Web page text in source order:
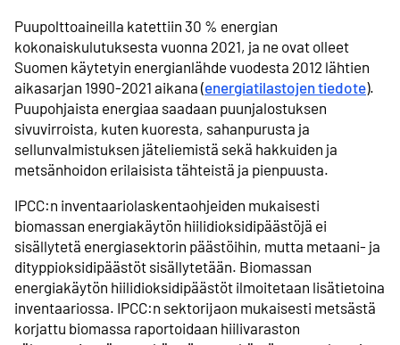
Puupolttoaineilla katettiin 30 % energian
kokonaiskulutuksesta vuonna 2021, ja ne ovat olleet
Suomen käytetyin energianlähde vuodesta 2012 lähtien
aikasarjan 1990-2021 aikana (energiatilastojen tiedote).
Puupohjaista energiaa saadaan puunjalostuksen
sivuvirroista, kuten kuoresta, sahanpurusta ja
sellunvalmistuksen jäteliemistä sekä hakkuiden ja
metsänhoidon erilaisista tähteistä ja pienpuusta.
IPCC:n inventaariolaskentaohjeiden mukaisesti
biomassan energiakäytön hiilidioksidipäästöjä ei
sisällytetä energiasektorin päästöihin, mutta metaani- ja
dityppioksidipäästöt sisällytetään. Biomassan
energiakäytön hiilidioksidipäästöt ilmoitetaan lisätietoina
inventaariossa. IPCC:n sektorijaon mukaisesti metsästä
korjattu biomassa raportoidaan hiilivaraston